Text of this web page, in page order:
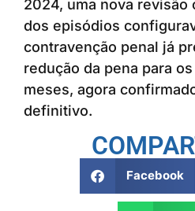
2024, uma nova revisão
dos episódios
contravenção penal já
redução da pena para
meses, agora
definitivo.
Facebook